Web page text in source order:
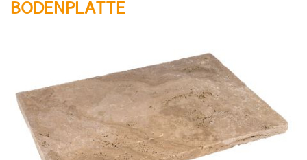
BODENPLATTE